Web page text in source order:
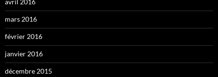
mars 2016
février 2016
janvier 2016
décembre 2015